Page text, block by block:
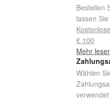
Bestellen
lassen
€ 100
Mehr
Wählen